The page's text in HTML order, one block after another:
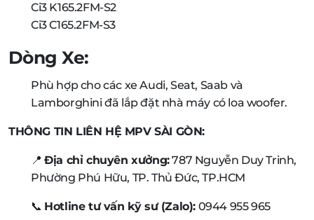
Ci3 K165.2FM-S2
Ci3 C165.2FM-S3
Dòng Xe:
Phù hợp cho các xe Audi, Seat, Saab và
Lamborghini đã lắp đặt nhà máy có loa woofer.
THÔNG TIN LIÊN HỆ MPV SÀI GÒN:
📍Địa chỉ chuyên xưởng:787 Nguyễn Duy Trinh,
Phường Phú Hữu, TP. Thủ Đức, TP.HCM
📞 Hotline tư vấn kỹ sư (Zalo): 0944 955 965